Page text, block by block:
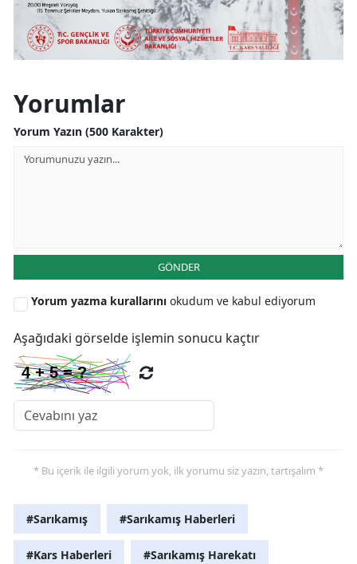
Yozgat
Zonguldak
Şırnak
Yorumlar
Yorum Yazın (500 Karakter)
GÖNDER
Yorum yazma kurallarını okudum ve kabul ediyorum
Aşağıdaki görselde işlemin sonucu kaçtır
* Bu içerik ile ilgili yorum yok, ilk yorumu siz yazın, tartışalım *
#Sarıkamış #Sarıkamış Haberleri
#Kars Haberleri #Sarıkamış Harekatı